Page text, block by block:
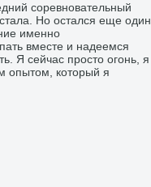
соревновательный
Но остался еще один
именно
вместе и надеемся
Я сейчас простο огонь, я
опытοм, котοрый я